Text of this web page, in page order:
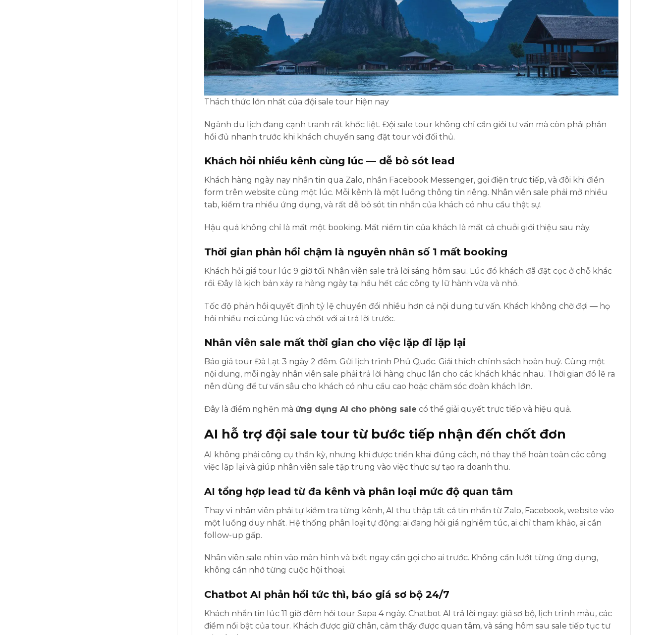
Thách thức lớn nhất của đội sale tour hiện nay
Ngành du lịch đang cạnh tranh rất khốc liệt. Đội sale tour không chỉ cần giỏi tư vấn mà còn phải phản
hồi đủ nhanh trước khi khách chuyển sang đặt tour với đối thủ.
Khách hỏi nhiều kênh cùng lúc — dễ bỏ sót lead
Khách hàng ngày nay nhắn tin qua Zalo, nhắn Facebook Messenger, gọi điện trực tiếp, và đôi khi điền
form trên website cùng một lúc. Mỗi kênh là một luồng thông tin riêng. Nhân viên sale phải mở nhiều
tab, kiểm tra nhiều ứng dụng, và rất dễ bỏ sót tin nhắn của khách có nhu cầu thật sự.
Hậu quả không chỉ là mất một booking. Mất niềm tin của khách là mất cả chuỗi giới thiệu sau này.
Thời gian phản hồi chậm là nguyên nhân số 1 mất booking
Khách hỏi giá tour lúc 9 giờ tối. Nhân viên sale trả lời sáng hôm sau. Lúc đó khách đã đặt cọc ở chỗ khác
rồi. Đây là kịch bản xảy ra hàng ngày tại hầu hết các công ty lữ hành vừa và nhỏ.
Tốc độ phản hồi quyết định tỷ lệ chuyển đổi nhiều hơn cả nội dung tư vấn. Khách không chờ đợi — họ
hỏi nhiều nơi cùng lúc và chốt với ai trả lời trước.
Nhân viên sale mất thời gian cho việc lặp đi lặp lại
Báo giá tour Đà Lạt 3 ngày 2 đêm. Gửi lịch trình Phú Quốc. Giải thích chính sách hoàn huỷ. Cùng một
nội dung, mỗi ngày nhân viên sale phải trả lời hàng chục lần cho các khách khác nhau. Thời gian đó lẽ ra
nên dùng để tư vấn sâu cho khách có nhu cầu cao hoặc chăm sóc đoàn khách lớn.
Đây là điểm nghẽn mà ứng dụng AI cho phòng sale có thể giải quyết trực tiếp và hiệu quả.
AI hỗ trợ đội sale tour từ bước tiếp nhận đến chốt đơn
AI không phải công cụ thần kỳ, nhưng khi được triển khai đúng cách, nó thay thế hoàn toàn các công
việc lặp lại và giúp nhân viên sale tập trung vào việc thực sự tạo ra doanh thu.
AI tổng hợp lead từ đa kênh và phân loại mức độ quan tâm
Thay vì nhân viên phải tự kiểm tra từng kênh, AI thu thập tất cả tin nhắn từ Zalo, Facebook, website vào
một luồng duy nhất. Hệ thống phân loại tự động: ai đang hỏi giá nghiêm túc, ai chỉ tham khảo, ai cần
follow-up gấp.
Nhân viên sale nhìn vào màn hình và biết ngay cần gọi cho ai trước. Không cần lướt từng ứng dụng,
không cần nhớ từng cuộc hội thoại.
Chatbot AI phản hồi tức thì, báo giá sơ bộ 24/7
Khách nhắn tin lúc 11 giờ đêm hỏi tour Sapa 4 ngày. Chatbot AI trả lời ngay: giá sơ bộ, lịch trình mẫu, các
điểm nổi bật của tour. Khách được giữ chân, cảm thấy được quan tâm, và sáng hôm sau sale tiếp tục tư